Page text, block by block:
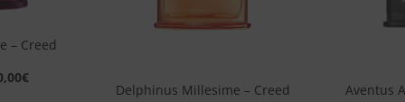
– Creed
€
Delphinus Millesime – Creed
Aventus